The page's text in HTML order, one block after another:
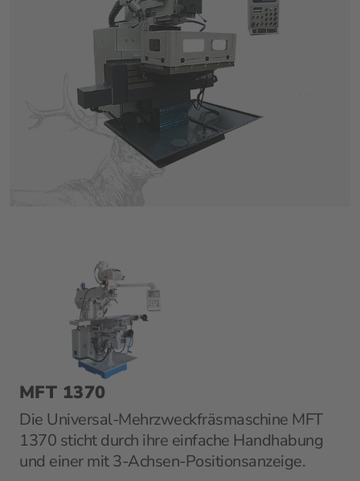
MFT 1370
Die Universal-Mehrzweckfräsmaschine MFT
1370 sticht durch ihre einfache Handhabung
und einer mit 3-Achsen-Positionsanzeige.